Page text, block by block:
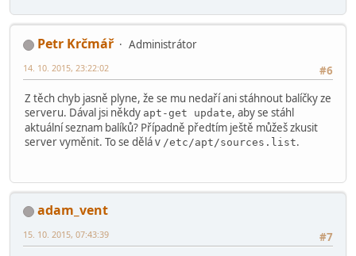
Petr Krčmář
Administrátor
#6
14. 10. 2015, 23:22:02
Z těch chyb jasně plyne, že se mu nedaří ani stáhnout balíčky ze
serveru. Dával jsi někdy apt-get update, aby se stáhl
aktuální seznam balíků? Případně předtím ještě můžeš zkusit
server vyměnit. To se dělá v /etc/apt/sources.list.
adam_vent
#7
15. 10. 2015, 07:43:39